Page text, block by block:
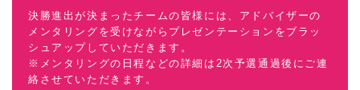
決勝進出が決まったチームの皆様には、アドバイザーの
メンタリングを受けながらプレゼンテーションをブラッ
シュアップしていただきます。
※メンタリングの日程などの詳細は2次予選通過後にご連
絡させていただきます。